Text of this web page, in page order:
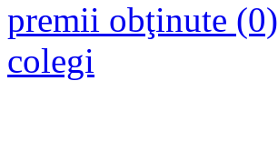
premii obţinute (0)
colegi